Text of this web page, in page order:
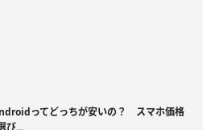
ってどっちが安いの？ スマホ価格
び...